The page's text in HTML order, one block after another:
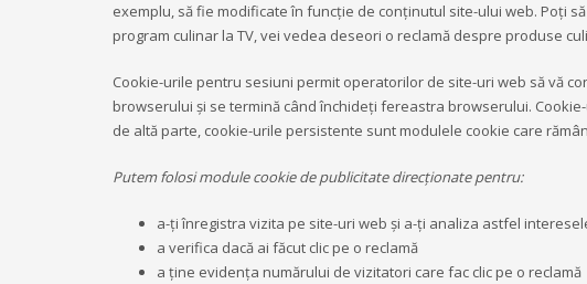
exemplu, să fie modificate în funcţie de conţinutul site-ului web. Poţi
program culinar la TV, vei vedea deseori o reclamă despre produse
Cookie-urile pentru sesiuni permit operatorilor de site-uri web să vă
browserului și se termină când închideți fereastra browserului.
de altă parte, cookie-urile persistente sunt modulele cookie care
Putem folosi module cookie de publicitate direcţionate pentru:
a-ţi înregistra vizita pe site-uri web şi a-ţi analiza astfel
a verifica dacă ai făcut clic pe o reclamă
a ţine evidenţa numărului de vizitatori care fac clic pe o reclamă